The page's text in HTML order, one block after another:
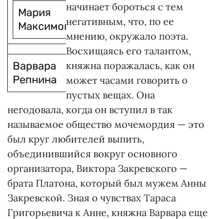
Мария
Максимович
Варвара
Репнина
начинает бороться с тем
негативным, что, по ее
мнению, окружало поэта.
Восхищаясь его талантом,
княжна поражалась, как он
может часами говорить о
пустых вещах. Она
негодовала, когда он вступил в так
называемое общество мочемордия — это
был круг любителей выпить,
объединившийся вокруг основного
организатора, Виктора Закревского —
брата Платона, который был мужем Анны
Закревской. Зная о чувствах Тараса
Григорьевича к Анне, княжна Варвара еще